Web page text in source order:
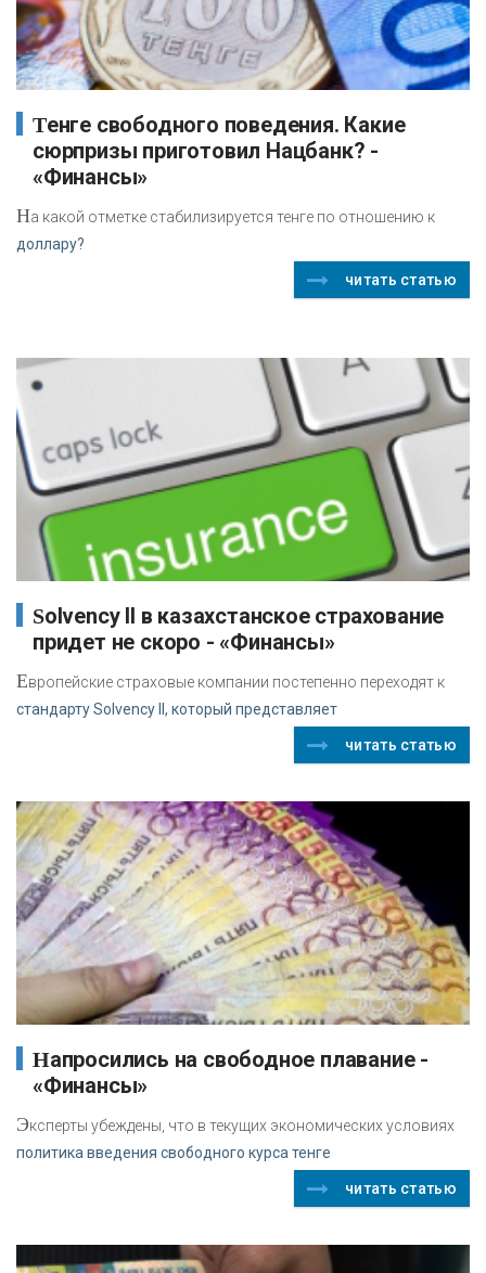
Тенге свободного поведения. Какие
сюрпризы приготовил Нацбанк? -
«Финансы»
На какой отметке стабилизируется тенге по отношению к
доллару?
читать статью
Solvency II в казахстанское страхование
придет не скоро - «Финансы»
Европейские страховые компании постепенно переходят к
стандарту Solvency II, который представляет
читать статью
Напросились на свободное плавание -
«Финансы»
Эксперты убеждены, что в текущих экономических условиях
политика введения свободного курса тенге
читать статью